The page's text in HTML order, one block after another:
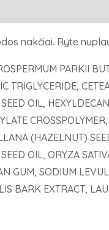
nakčiai. Ryte
PARKII
TRIGLYCERIDE,
OIL,
(HAZELNUT)
OIL, ORYZA
GUM, SODIUM
BARK EXTRACT,